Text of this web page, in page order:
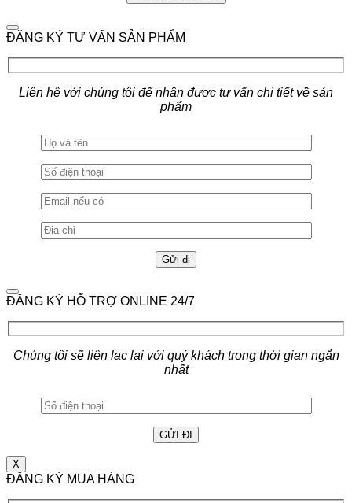
ĐĂNG KÝ TƯ VẤN SẢN PHẨM
Liên hệ với chúng tôi để nhận được tư vấn chi tiết về sản
phẩm
ĐĂNG KÝ HỖ TRỢ ONLINE 24/7
Chúng tôi sẽ liên lạc lại với quý khách trong thời gian ngắn
nhất
X
ĐĂNG KÝ MUA HÀNG